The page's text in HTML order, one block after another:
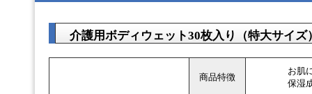
介護用ボディウェット30枚入り（特大サイズ
商品特徴
お肌
保湿